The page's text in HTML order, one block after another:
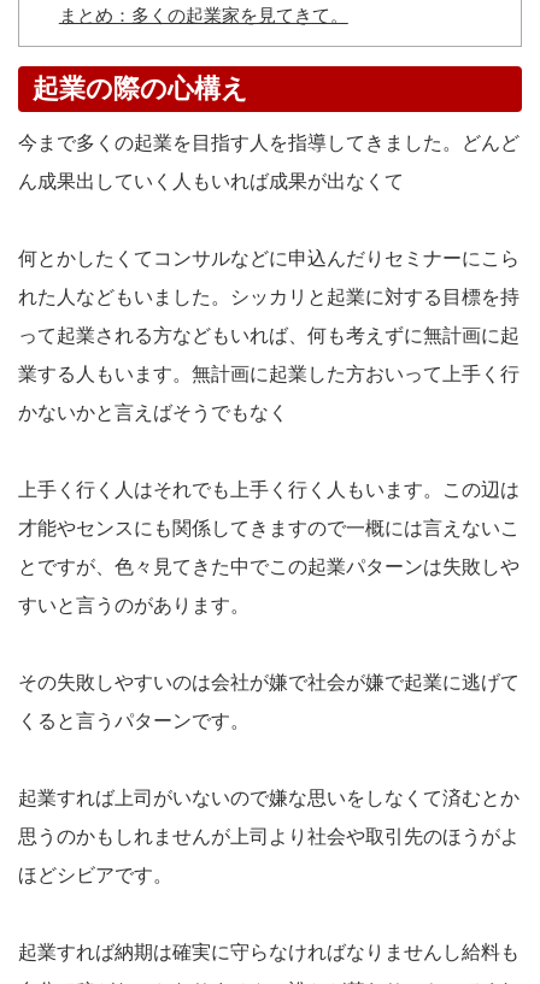
まとめ：多くの起業家を見てきて。
起業の際の心構え
今まで多くの起業を目指す人を指導してきました。どんど
ん成果出していく人もいれば成果が出なくて
何とかしたくてコンサルなどに申込んだりセミナーにこら
れた人などもいました。シッカリと起業に対する目標を持
って起業される方などもいれば、何も考えずに無計画に起
業する人もいます。無計画に起業した方おいって上手く行
かないかと言えばそうでもなく
上手く行く人はそれでも上手く行く人もいます。この辺は
才能やセンスにも関係してきますので一概には言えないこ
とですが、色々見てきた中でこの起業パターンは失敗しや
すいと言うのがあります。
その失敗しやすいのは会社が嫌で社会が嫌で起業に逃げて
くると言うパターンです。
起業すれば上司がいないので嫌な思いをしなくて済むとか
思うのかもしれませんが上司より社会や取引先のほうがよ
ほどシビアです。
起業すれば納期は確実に守らなければなりませんし給料も